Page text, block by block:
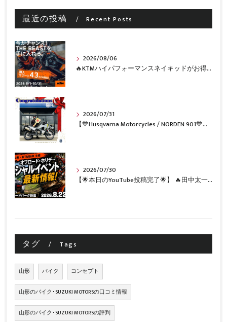
最近の投稿 Recent Posts
2026/08/06
🔥KTMハイパフォーマンスネイキッドがお得に手に入るチャンス🔥
2026/07/31
【💙Husqvarna Motorcycles / NORDEN 901💙】 ご納車おめでとうございます🎉✨
2026/07/30
【🌟本日のYouTube投稿完了🌟】 🔥田中太一さんをスペシャルゲストに🔥 8月22日(土)オフロード・ホリデー最新情報！！
タグ Tags
山形 バイク コンセプト
山形のバイク･SUZUKI MOTORSの口コミ情報
山形のバイク･SUZUKI MOTORSの評判